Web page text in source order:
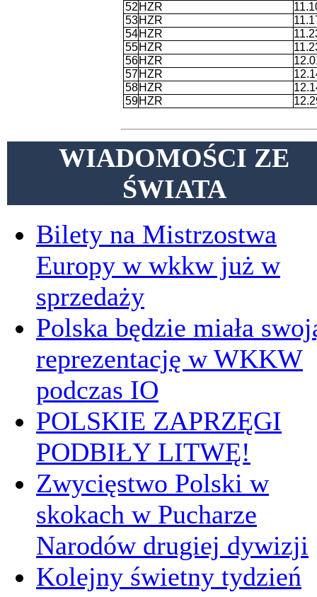
52 HZR
53HZR
54HZR
55HZR
56HZR
57HZR
58HZR
59HZR
WIADOMOŚCI ZE
ŚWIATA
Bilety na Mistrzostwa
Europy w wkkw już w
sprzedaży
Polska będzie miała
reprezentację w WKKW
podczas IO
POLSKIE ZAPRZĘGI
PODBIŁY LITWĘ!
Zwycięstwo Polski w
skokach w Pucharze
Narodów drugiej dywizji
Kolejny świetny tydzień